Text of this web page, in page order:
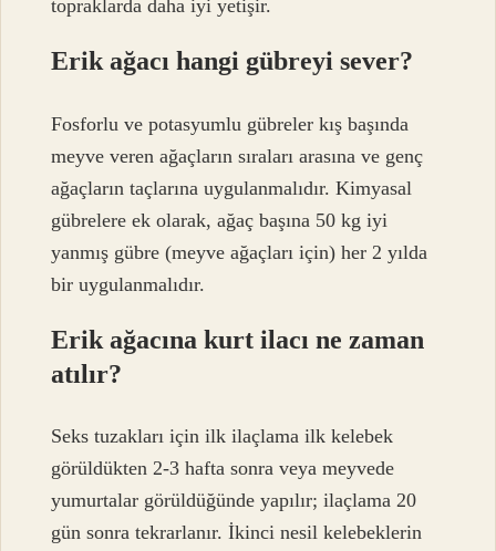
topraklarda daha iyi yetişir.
Erik ağacı hangi gübreyi sever?
Fosforlu ve potasyumlu gübreler kış başında
meyve veren ağaçların sıraları arasına ve genç
ağaçların taçlarına uygulanmalıdır. Kimyasal
gübrelere ek olarak, ağaç başına 50 kg iyi
yanmış gübre (meyve ağaçları için) her 2 yılda
bir uygulanmalıdır.
Erik ağacına kurt ilacı ne zaman
atılır?
Seks tuzakları için ilk ilaçlama ilk kelebek
görüldükten 2-3 hafta sonra veya meyvede
yumurtalar görüldüğünde yapılır; ilaçlama 20
gün sonra tekrarlanır. İkinci nesil kelebeklerin